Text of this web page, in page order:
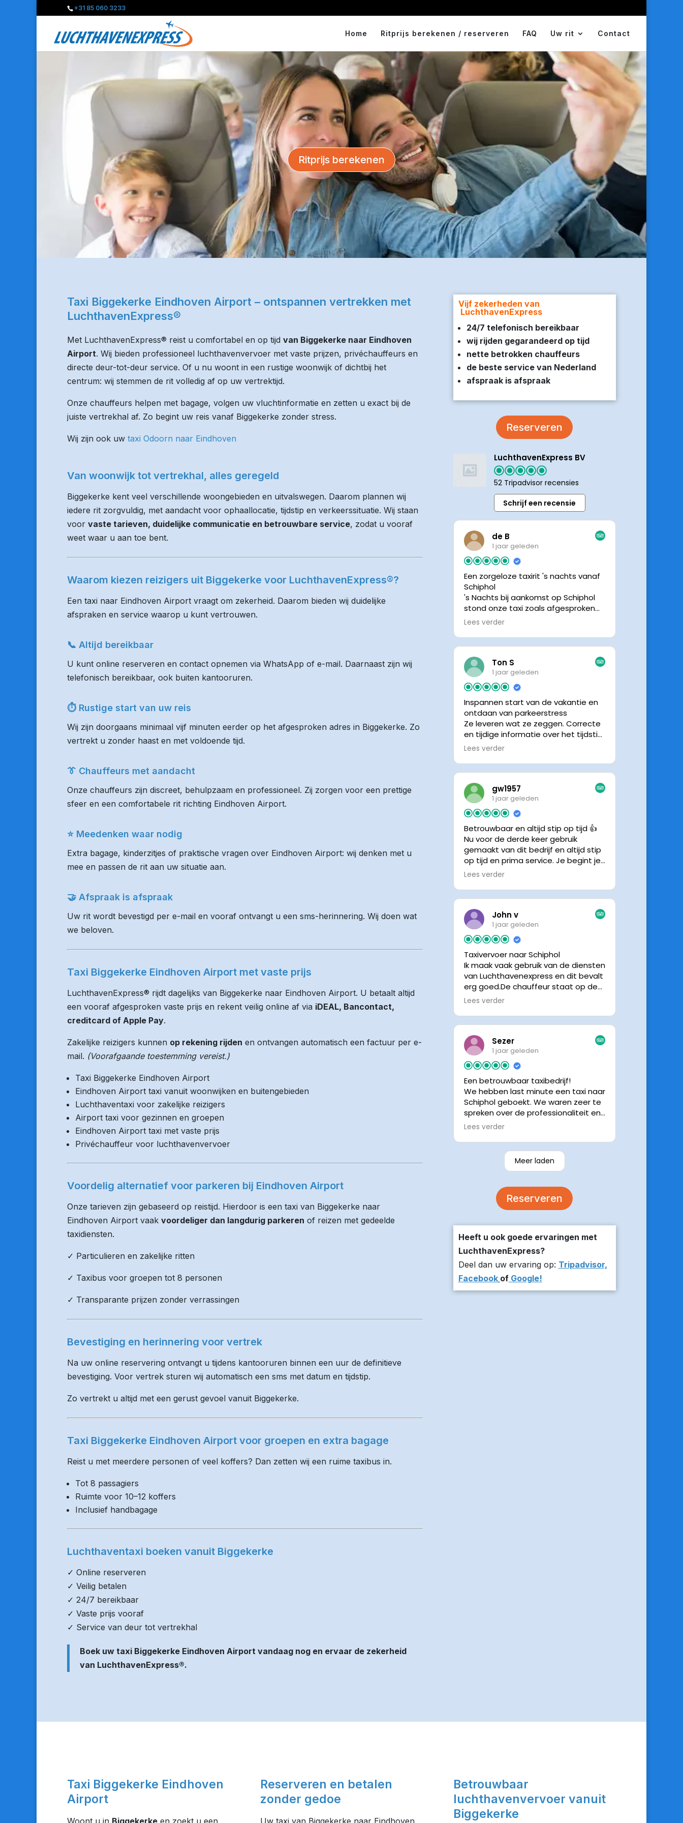
+31 85 060 3233
Home Ritprijs berekenen / reserveren FAQ Uw rit Contact
Ritprijs berekenen
Taxi Biggekerke Eindhoven Airport – ontspannen vertrekken met
LuchthavenExpress®
Met LuchthavenExpress® reist u comfortabel en op tijd van Biggekerke naar Eindhoven
Airport. Wij bieden professioneel luchthavenvervoer met vaste prijzen, privéchauffeurs en
directe deur-tot-deur service. Of u nu woont in een rustige woonwijk of dichtbij het
centrum: wij stemmen de rit volledig af op uw vertrektijd.
Onze chauffeurs helpen met bagage, volgen uw vluchtinformatie en zetten u exact bij de
juiste vertrekhal af. Zo begint uw reis vanaf Biggekerke zonder stress.
Wij zijn ook uw taxi Odoorn naar Eindhoven
Van woonwijk tot vertrekhal, alles geregeld
Biggekerke kent veel verschillende woongebieden en uitvalswegen. Daarom plannen wij
iedere rit zorgvuldig, met aandacht voor ophaallocatie, tijdstip en verkeerssituatie. Wij staan
voor vaste tarieven, duidelijke communicatie en betrouwbare service, zodat u vooraf
weet waar u aan toe bent.
Waarom kiezen reizigers uit Biggekerke voor LuchthavenExpress®?
Een taxi naar Eindhoven Airport vraagt om zekerheid. Daarom bieden wij duidelijke
afspraken en service waarop u kunt vertrouwen.
📞 Altijd bereikbaar
U kunt online reserveren en contact opnemen via WhatsApp of e-mail. Daarnaast zijn wij
telefonisch bereikbaar, ook buiten kantooruren.
⏱ Rustige start van uw reis
Wij zijn doorgaans minimaal vijf minuten eerder op het afgesproken adres in Biggekerke. Zo
vertrekt u zonder haast en met voldoende tijd.
👔 Chauffeurs met aandacht
Onze chauffeurs zijn discreet, behulpzaam en professioneel. Zij zorgen voor een prettige
sfeer en een comfortabele rit richting Eindhoven Airport.
⭐ Meedenken waar nodig
Extra bagage, kinderzitjes of praktische vragen over Eindhoven Airport: wij denken met u
mee en passen de rit aan uw situatie aan.
🤝 Afspraak is afspraak
Uw rit wordt bevestigd per e-mail en vooraf ontvangt u een sms-herinnering. Wij doen wat
we beloven.
Taxi Biggekerke Eindhoven Airport met vaste prijs
LuchthavenExpress® rijdt dagelijks van Biggekerke naar Eindhoven Airport. U betaalt altijd
een vooraf afgesproken vaste prijs en rekent veilig online af via iDEAL, Bancontact,
creditcard of Apple Pay.
Zakelijke reizigers kunnen op rekening rijden en ontvangen automatisch een factuur per e-
mail. (Voorafgaande toestemming vereist.)
Taxi Biggekerke Eindhoven Airport
Eindhoven Airport taxi vanuit woonwijken en buitengebieden
Luchthaventaxi voor zakelijke reizigers
Airport taxi voor gezinnen en groepen
Eindhoven Airport taxi met vaste prijs
Privéchauffeur voor luchthavenvervoer
Voordelig alternatief voor parkeren bij Eindhoven Airport
Onze tarieven zijn gebaseerd op reistijd. Hierdoor is een taxi van Biggekerke naar
Eindhoven Airport vaak voordeliger dan langdurig parkeren of reizen met gedeelde
taxidiensten.
✓ Particulieren en zakelijke ritten
✓ Taxibus voor groepen tot 8 personen
✓ Transparante prijzen zonder verrassingen
Bevestiging en herinnering voor vertrek
Na uw online reservering ontvangt u tijdens kantooruren binnen een uur de definitieve
bevestiging. Voor vertrek sturen wij automatisch een sms met datum en tijdstip.
Zo vertrekt u altijd met een gerust gevoel vanuit Biggekerke.
Taxi Biggekerke Eindhoven Airport voor groepen en extra bagage
Reist u met meerdere personen of veel koffers? Dan zetten wij een ruime taxibus in.
Tot 8 passagiers
Ruimte voor 10–12 koffers
Inclusief handbagage
Luchthaventaxi boeken vanuit Biggekerke
✓ Online reserveren
✓ Veilig betalen
✓ 24/7 bereikbaar
✓ Vaste prijs vooraf
✓ Service van deur tot vertrekhal
Boek uw taxi Biggekerke Eindhoven Airport vandaag nog en ervaar de zekerheid
van LuchthavenExpress®.
Vijf zekerheden van
LuchthavenExpress
24/7 telefonisch bereikbaar
wij rijden gegarandeerd op tijd
nette betrokken chauffeurs
de beste service van Nederland
afspraak is afspraak
Reserveren
LuchthavenExpress BV
52 Tripadvisor recensies
Schrijf een recensie
de B
1 jaar geleden
Een zorgeloze taxirit 's nachts vanaf
Schiphol
's Nachts bij aankomst op Schiphol
stond onze taxi zoals afgesproken
keurig te wachten. Dankzij de goede
chauffeur wisten we precies waar de
chauffeur, met een prachtige auto
was het een comfortabele rit. Graag
tot de volgende de keer.
Lees verder
Ton S
1 jaar geleden
Inspannen start van de vakantie en
ontdaan van parkeerstress
Ze leveren wat ze zeggen. Correcte
en tijdige informatie over het tijdstip
van ophalen. Voldeed ook nu weer
Lees verder
gw1957
1 jaar geleden
Betrouwbaar en altijd stip op tijd 👍
Nu voor de derde keer gebruik
gemaakt van dit bedrijf en altijd stip
op tijd en prima service. Je begint je
vakantie zonder zorgen iig. 👍👍
Lees verder
John v
1 jaar geleden
Taxivervoer naar Schiphol
Ik maak vaak gebruik van de diensten
van Luchthavenexpress en dit bevalt
erg goed.De chauffeur staat op de
afgesproken tijd klaar om je op te
neemt de chauffeur direct contact
staat.Altijd nette chauffeurs, en in
mijn geval is het voordeliger dan
parkeren op P3 bij 9 dagen parkeren.
En dan hopen dat je auto geen
schade heeft ivm de krappe
parkeervakken. Ik beveel
Luchthavenexpress dan ook zeker
aan.
Lees verder
Sezer
1 jaar geleden
Een betrouwbaar taxibedrijf!
We hebben last minute een taxi naar
Schiphol geboekt. We waren zeer te
spreken over de professionaliteit en
vriendelijkheid van luchthavenexpres!
verzekerde om er op tijd te zijn en
stuurde z’n live locatie een paar
minuten voor aanvang bij ons thuis.
volgende keer zou ik weer hier
Lees verder
Meer laden
Reserveren
Heeft u ook goede ervaringen met
LuchthavenExpress?
Deel dan uw ervaring op: Tripadvisor,
Facebook ofGoogle!
Taxi Biggekerke Eindhoven
Airport
Woont u in Biggekerke en zoekt u een
Reserveren en betalen
zonder gedoe
Uw taxi van Biggekerke naar Eindhoven
Betrouwbaar
luchthavenvervoer vanuit
Biggekerke